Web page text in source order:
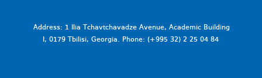
Address: 1 Ilia Tchavtchavadze Avenue, Academic Building
I, 0179 Tbilisi, Georgia. Phone: (+995 32) 2 25 04 84